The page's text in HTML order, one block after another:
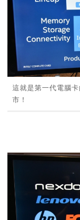
這就是第一代電腦
市！